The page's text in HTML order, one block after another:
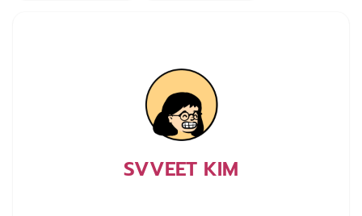
SVVEET KIM